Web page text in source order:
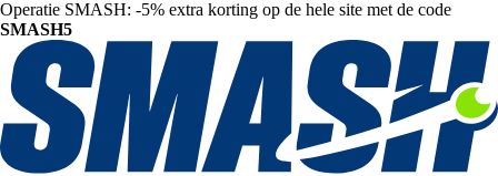
Operatie SMASH: -5% extra korting op de hele site met de code
SMASH5